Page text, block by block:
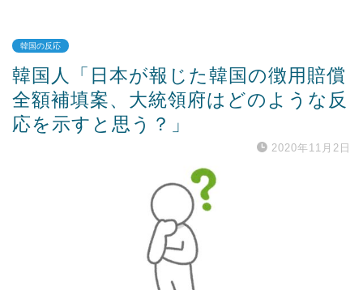
Powered by livedoor 相互RSS
韓国の反応
韓国人「日本が報じた韓国の徴用賠償
全額補填案、大統領府はどのような反
応を示すと思う？」
2020年11月2日